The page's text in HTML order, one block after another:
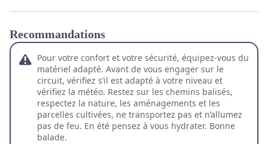
Recommandations
Pour votre confort et votre sécurité, équipez-vous du
matériel adapté. Avant de vous engager sur le
circuit, vérifiez s’il est adapté à votre niveau et
vérifiez la météo. Restez sur les chemins balisés,
respectez la nature, les aménagements et les
parcelles cultivées, ne transportez pas et n’allumez
pas de feu. En été pensez à vous hydrater. Bonne
balade.